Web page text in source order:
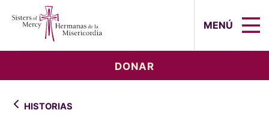
MENÚ
DONAR
HISTORIAS